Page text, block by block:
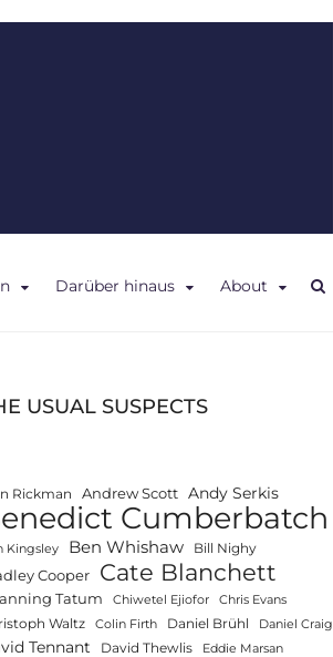
Darüber hinaus About
USUAL SUSPECTS
Rickman Andrew Scott Andy Serkis
Cumberbatch
Kingsley Ben Whishaw Bill Nighy
Cooper Cate Blanchett
Tatum Chiwetel Ejiofor Chris Evans
Waltz Colin Firth Daniel Brühl Daniel Craig
Tennant David Thewlis
Eddie Marsan